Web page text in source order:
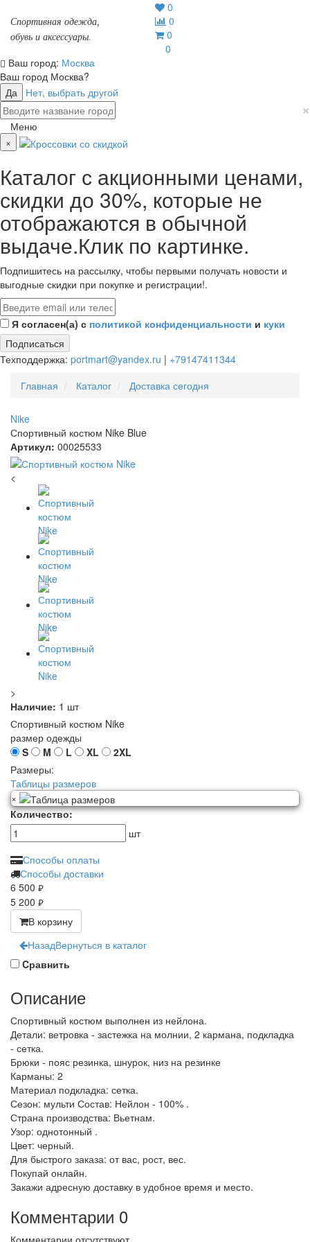
Спортивная одежда,
обувь и аксессуары.
0
0
0
0
Ваш город: Москва
Ваш город Москва?
Да
Нет, выбрать другой
×
Меню
×
Каталог с акционными ценами,
скидки до 30%, которые не
отображаются в обычной
выдаче.Клик по картинке.
Подпишитесь на рассылку, чтобы первыми получать новости и
выгодные скидки при покупке и регистрации!.
Я согласен(а) с политикой конфиденциальности и куки
Подписаться
Техподдержка: portmart@yandex.ru | +79147411344
Главная
Каталог Доставка сегодня
Nike
Спортивный костюм Nike Blue
Артикул: 00025533
<
>
Наличие: 1 шт
Спортивный костюм Nike
размер одежды
S
M L XL
2XL
Размеры:
Таблицы размеров
×
Количество:
шт
Способы оплаты
Способы доставки
6 500 руб.
5 200 руб.
В корзину
НазадВернуться в каталог
Cравнить
Описание
Спортивный костюм выполнен из нейлона.
Детали: ветровка - застежка на молнии, 2 кармана, подкладка
- сетка.
Брюки - пояс резинка, шнурок, низ на резинке
Карманы: 2
Материал подкладка: сетка.
Сезон: мульти Состав: Нейлон - 100% .
Страна производства: Вьетнам.
Узор: однотонный .
Цвет: черный.
Для быстрого заказа: от вас, рост, вес.
Покупай онлайн.
Закажи адресную доставку в удобное время и место.
Комментарии 0